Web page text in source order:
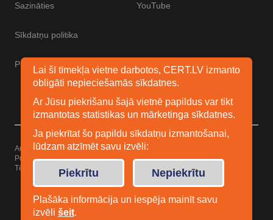
Sazināties
Sīkdatņu politika
Piekļūstamības paziņojums
YouTube
Autortiesības © 2026 Esidrošs
Powered byWordPress
Tēma: Uku noElmastudio
Lai šī tīmekļa vietne darbotos, CERT.LV izmanto
obligāti nepieciešamās sīkdatnes.
Ar Jūsu piekrišanu šajā vietnē papildus var tikt
izmantotas statistikas un mārketinga sīkdatnes.
Ja piekrītat šo papildu sīkdatņu izmantošanai,
lūdzam atzīmēt savu izvēli:
Piekrītu Nepiekrītu
Plašāka informācija un iespēja mainīt savu
izvēli šeit.